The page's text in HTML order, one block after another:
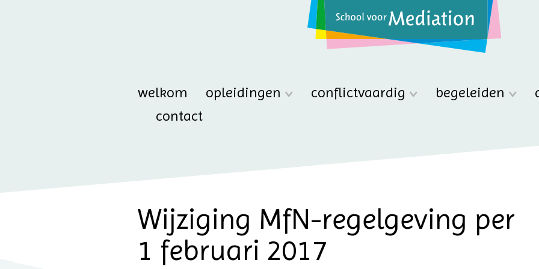
welkom opleidingen conflictvaardig begeleiden
contact
Wijziging MfN-regelgeving per
1 februari 2017